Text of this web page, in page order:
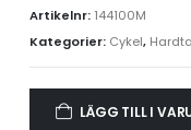
Artikelnr: 144100M
Kategorier: Cykel,
LÄGG TILL I